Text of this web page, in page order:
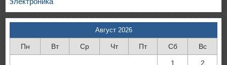
Август 2026
Пн Вт Ср Чт Пт Сб Вс
1 2